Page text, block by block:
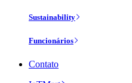
Sustainability
Funcionários
Contato